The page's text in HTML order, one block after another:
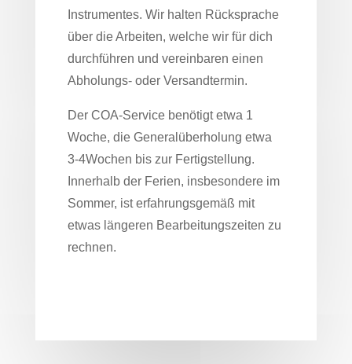
Instrumentes. Wir halten Rücksprache
über die Arbeiten, welche wir für dich
durchführen und vereinbaren einen
Abholungs- oder Versandtermin.
Der COA-Service benötigt etwa 1
Woche, die Generalüberholung etwa
3-4Wochen bis zur Fertigstellung.
Innerhalb der Ferien, insbesondere im
Sommer, ist erfahrungsgemäß mit
etwas längeren Bearbeitungszeiten zu
rechnen.